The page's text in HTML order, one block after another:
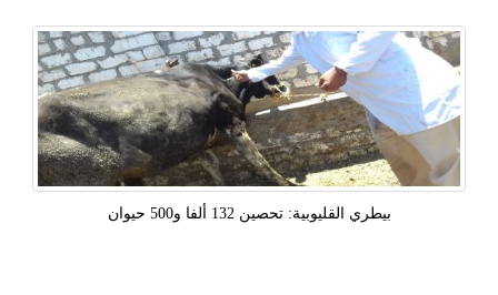
بيطري القليوبية: تحصين 132 ألفا و500 حيوان